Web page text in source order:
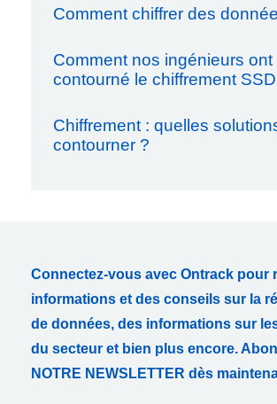
Comment chiffrer des
Comment nos ingénieurs ont
contourné le chiffrement SSD
Chiffrement : quelles
contourner ?
Connectez-vous avec Ontrack pour
informations et des conseils sur la
de données, des informations sur
du secteur et bien plus encore.
NOTRE NEWSLETTER dès